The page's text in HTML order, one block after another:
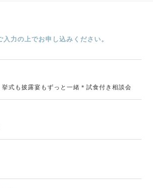
力の上でお申し込みください。
式も披露宴もずっと一緒＊試食付き相談会